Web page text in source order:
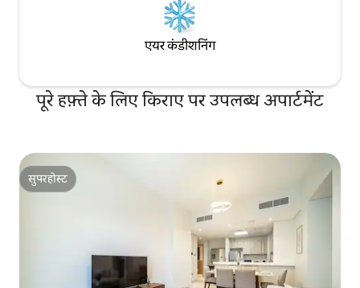
एयर कंडीशनिंग
पूरे हफ़्ते के लिए किराए पर उपलब्ध अपार्टमेंट
सुपरहोस्ट
सुपरहोस्ट